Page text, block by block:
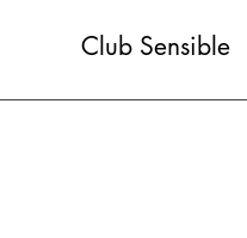
Club Sensible